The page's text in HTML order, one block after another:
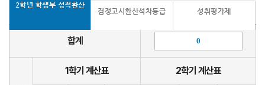
2학년 학생부 성적환산
검정고시환산석차등급 성취평가제
합계
1학기 계산표 2학기 계산표